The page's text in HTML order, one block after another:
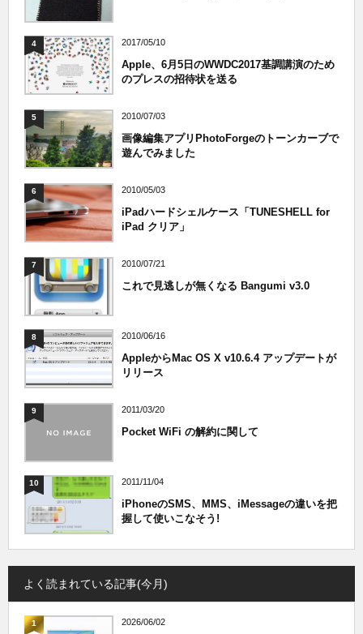
4 2017/05/10
Apple、6月5日のWWDC2017基調講演のため
のプレスの招待状を送る
5 2010/07/03
画像編集アプリPhotoForgeのトーンカーブで
遊んでみました
6 2010/05/03
iPadハードシェルケース「TUNESHELL for
iPad クリア」
7 2010/07/21
これで見逃しが無くなる Bangumi v3.0
8 2010/06/16
AppleからMac OS X v10.6.4 アップデートが
リリース
9 2011/03/20
Pocket WiFi の解約に関して
10 2011/11/04
iPhoneのSMS、MMS、iMessageの違いを把
握して使いこなそう!
よく読まれている記事(今月)
1 2026/06/02